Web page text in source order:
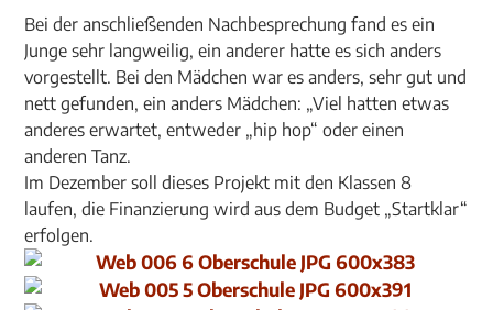
Bei der anschließenden Nachbesprechung fand es ein
Junge sehr langweilig, ein anderer hatte es sich anders
vorgestellt. Bei den Mädchen war es anders, sehr gut und
nett gefunden, ein anders Mädchen: „Viel hatten etwas
anderes erwartet, entweder „hip hop“ oder einen
anderen Tanz.
Im Dezember soll dieses Projekt mit den Klassen 8
laufen, die Finanzierung wird aus dem Budget „Startklar“
erfolgen.